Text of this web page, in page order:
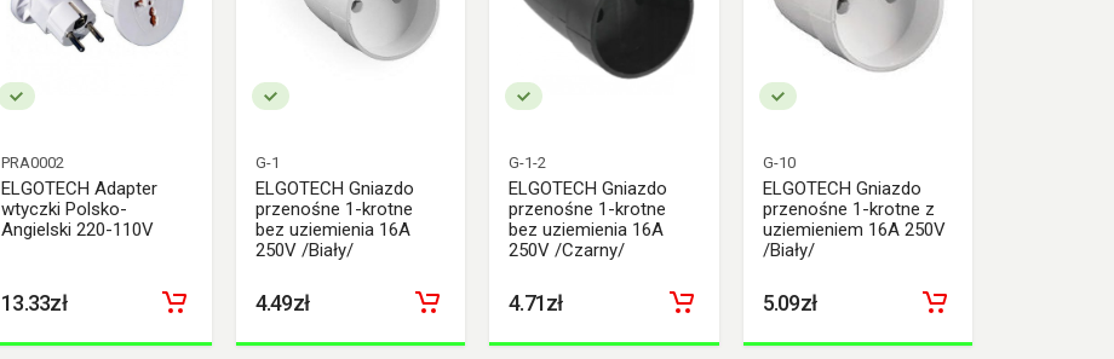
PRA0002
ELGOTECH Adapter
wtyczki Polsko-
Angielski 220-110V
13.33zł
G-1
ELGOTECH Gniazdo
przenośne 1-krotne
bez uziemienia 16A
250V /Biały/
4.49zł
G-1-2
ELGOTECH Gniazdo
przenośne 1-krotne
bez uziemienia 16A
250V /Czarny/
4.71zł
G-10
ELGOTECH Gniazdo
przenośne 1-krotne z
uziemieniem 16A 250V
/Biały/
5.09zł